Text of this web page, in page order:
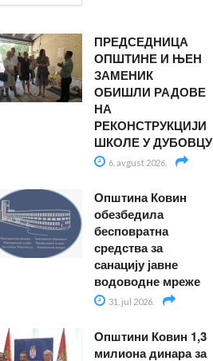
ПРЕДСЕДНИЦА
ОПШТИНЕ И ЊЕН
ЗАМЕНИК
ОБИШЛИ РАДОВЕ
НА
РЕКОНСТРУКЦИЈИ
ШКОЛЕ У ДУБОВЦУ
6. avgust 2026.
Општина Ковин
обезбедила
бесповратна
средства за
санацију јавне
водоводне мреже
31. jul 2026.
Општини Ковин 1,3
милиона динара за